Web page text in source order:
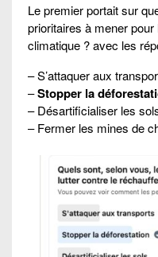
Le premier portait sur
prioritaires à mener
climatique ? avec les
– S’attaquer aux
–Stopper la
– Désartificialiser les
– Fermer les mines de